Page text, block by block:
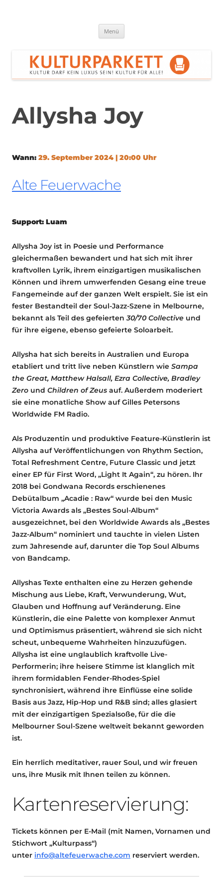
Menü
Allysha Joy
Wann: 29. September 2024 | 20:00 Uhr
Alte Feuerwache
Support: Luam
Allysha Joy ist in Poesie und Performance
gleichermaßen bewandert und hat sich mit ihrer
kraftvollen Lyrik, ihrem einzigartigen musikalischen
Können und ihrem umwerfenden Gesang eine treue
Fangemeinde auf der ganzen Welt erspielt. Sie ist ein
fester Bestandteil der Soul-Jazz-Szene in Melbourne,
bekannt als Teil des gefeierten30/70 Collective und
für ihre eigene, ebenso gefeierte Soloarbeit.
Allysha hat sich bereits in Australien und Europa
etabliert und tritt live neben Künstlern wie Sampa
the Great, Matthew Halsall, Ezra Collective, Bradley
Zero und Children of Zeus auf. Außerdem moderiert
sie eine monatliche Show auf Gilles Petersons
Worldwide FM Radio.
Als Produzentin und produktive Feature-Künstlerin ist
Allysha auf Veröffentlichungen von Rhythm Section,
Total Refreshment Centre, Future Classic und jetzt
einer EP für First Word, „Light It Again“, zu hören. Ihr
2018 bei Gondwana Records erschienenes
Debütalbum „Acadie : Raw“ wurde bei den Music
Victoria Awards als „Bestes Soul-Album“
ausgezeichnet, bei den Worldwide Awards als „Bestes
Jazz-Album“ nominiert und tauchte in vielen Listen
zum Jahresende auf, darunter die Top Soul Albums
von Bandcamp.
Allyshas Texte enthalten eine zu Herzen gehende
Mischung aus Liebe, Kraft, Verwunderung, Wut,
Glauben und Hoffnung auf Veränderung. Eine
Künstlerin, die eine Palette von komplexer Anmut
und Optimismus präsentiert, während sie sich nicht
scheut, unbequeme Wahrheiten hinzuzufügen.
Allysha ist eine unglaublich kraftvolle Live-
Performerin; ihre heisere Stimme ist klanglich mit
ihrem formidablen Fender-Rhodes-Spiel
synchronisiert, während ihre Einflüsse eine solide
Basis aus Jazz, Hip-Hop und R&B sind; alles glasiert
mit der einzigartigen Spezialsoße, für die die
Melbourner Soul-Szene weltweit bekannt geworden
ist.
Ein herrlich meditativer, rauer Soul, und wir freuen
uns, ihre Musik mit Ihnen teilen zu können.
Kartenreservierung:
Tickets können per E-Mail (mit Namen, Vornamen und
Stichwort „Kulturpass“)
unter info@altefeuerwache.com reserviert werden.